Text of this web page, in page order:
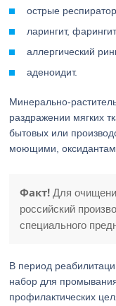
острые
ларингит,
аллергический
аденоидит.
Минерально-
раздражении мягких
бытовых или
моющими,
Факт! Для
российский
специального
В период
набор для
профилактических